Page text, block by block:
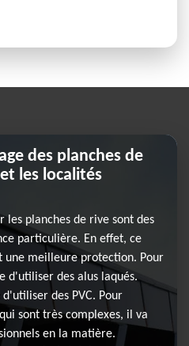
des planches de
les localités
les planches de rive sont des
particulière. En effet, ce
une meilleure protection. Pour
d'utiliser des alus laqués.
des PVC. Pour
sont très complexes, il va
en la matière.